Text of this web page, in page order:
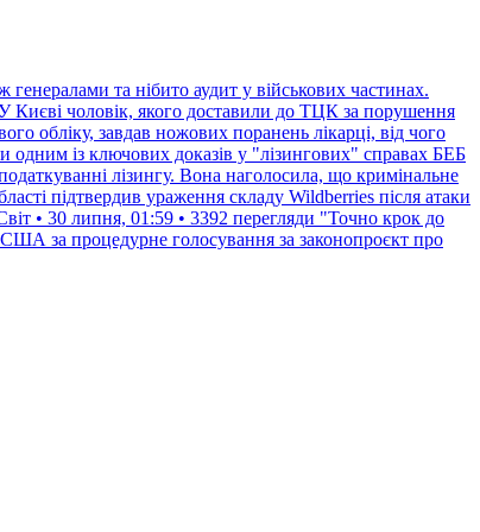
та нібито аудит у військових частинах.
Києві чоловік, якого доставили до ТЦК за порушення
обліку, завдав ножових поранень лікарці, від чого
одним із ключових доказів у "лізингових" справах БЕБ
лізингу. Вона наголосила, що кримінальне
підтвердив ураження складу Wildberries після атаки
• 30 липня, 01:59 • 3392 перегляди "Точно крок до
за процедурне голосування за законопроєкт про